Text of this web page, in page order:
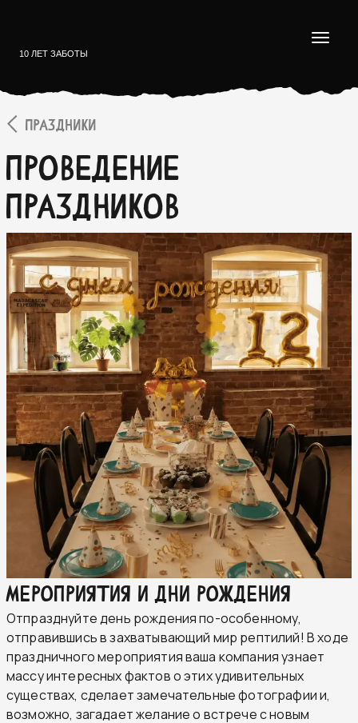
10 ЛЕТ ЗАБОТЫ
ПРАЗДНИКИ
Проведение
праздников
Мероприятия и дни рождения
Отпразднуйте день рождения по-особенному,
отправившись в захватывающий мир рептилий! В ходе
праздничного мероприятия ваша компания узнает
массу интересных фактов о этих удивительных
существах, сделает замечательные фотографии и,
возможно, загадает желание о встрече с новым